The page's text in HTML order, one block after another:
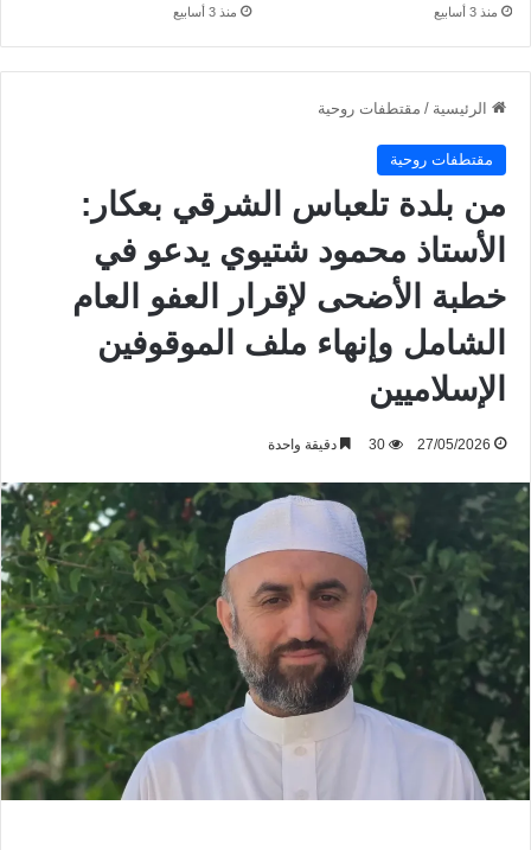
الرئيسية / مقتطفات روحية
مقتطفات روحية
من بلدة تلعباس الشرقي بعكار:
الأستاذ محمود شتيوي يدعو في
خطبة الأضحى لإقرار العفو العام
الشامل وإنهاء ملف الموقوفين
الإسلاميين
27/05/2026
30 دقيقة واحدة
منذ 3 أسابيع منذ 3 أسابيع